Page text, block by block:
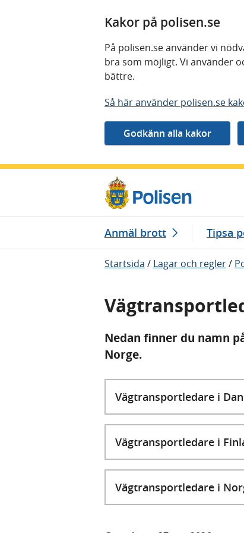
Kakor på polisen.se
På polisen.se använder vi
bra som möjligt. Vi använder
bättre.
Så här använder polisen.se
Anmäl brott Tipsa
Startsida / Lagar och regler/
Nedan finner du namn
Norge.
Vägtransportledare i
Vägtransportledare i
Vägtransportledare i